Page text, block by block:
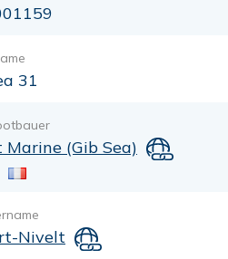
31
Marine (Gib Sea)
Nivelt